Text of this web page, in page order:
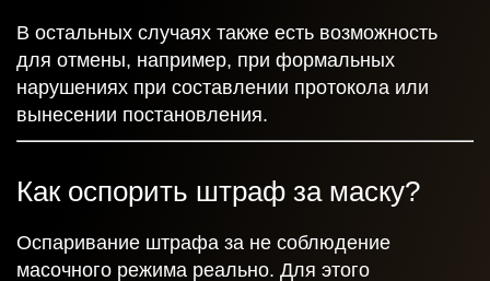
В остальных случаях также есть возможность
для отмены, например, при формальных
нарушениях при составлении протокола или
вынесении постановления.
Как оспорить штраф за маску?
Оспаривание штрафа за не соблюдение
масочного режима реально. Для этого
Получить